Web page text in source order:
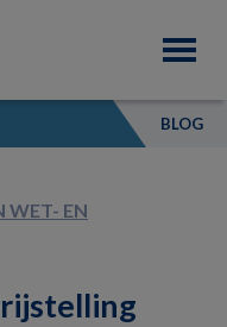
BLOG
WET- EN